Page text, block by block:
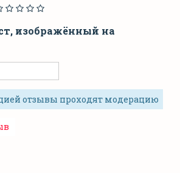
изображённый на
отзывы проходят модерацию